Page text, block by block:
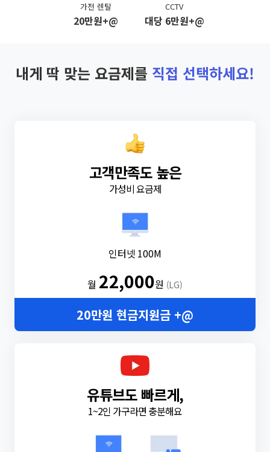
가전 렌탈
20만원+@
CCTV
대당 6만원+@
내게 딱 맞는 요금제를 직접 선택하세요!
고객만족도 높은
가성비 요금제
인터넷 100M
월 22,000원 (LG)
20만원 현금지원금 +@
유튜브도 빠르게,
1~2인 가구라면 충분해요